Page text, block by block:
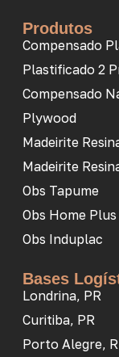
Produtos
Compensado
Plastificado 2
Compensado
Plywood
Madeirite
Madeirite
Obs Tapume
Obs Home Plus
Obs Induplac
Bases
Londrina, PR
Curitiba, PR
Porto Alegre,